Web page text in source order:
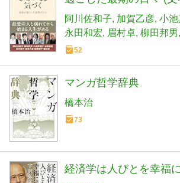
阿川佐和子 加賀乙彦 小池
永田和宏
眉村卓 柳田邦男
52
マンガ哲学辞典
橋本治
73
経済学は人びとを幸福